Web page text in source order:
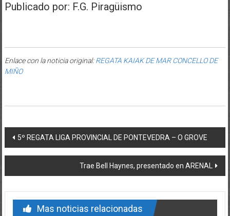
Publicado por: F.G. Piragüismo
Enlace con la noticia original:REGATA KAIAK DE MAR CONCELLO DE
MIÑO
Post navigation
5º REGATA LIGA PROVINCIAL DE PONTEVEDRA – O GROVE
Trae Bell Haynes, presentado en ARENAL
Mas noticias relacionadas